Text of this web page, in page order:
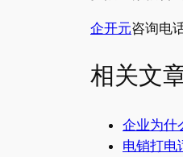
企开元咨询电
相关文
企业为什
电销打电